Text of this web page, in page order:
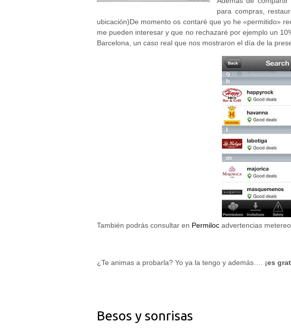
para compras,
ubicación)De momento os contaré que yo he «permitido»
me pueden interesar y que no rechazaré por ejemplo un
Barcelona, un caso real que nos mostraron el día de la
También podrás consultar en Permiloc advertencias
¿Te animas a probarla? Yo ya la tengo y además…. ¡es
Besos y sonrisas